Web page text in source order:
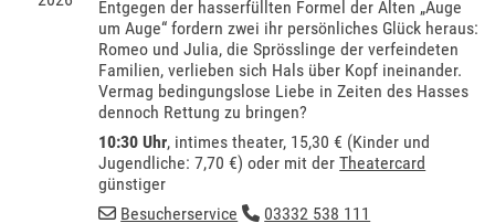
Entgegen der hasserfüllten Formel der Alten „Auge
um Auge“ fordern zwei ihr persönliches Glück heraus:
Romeo und Julia, die Sprösslinge der verfeindeten
Familien, verlieben sich Hals über Kopf ineinander.
Vermag bedingungslose Liebe in Zeiten des Hasses
dennoch Rettung zu bringen?
10:30 Uhr, intimes theater, 15,30 € (Kinder und
Jugendliche: 7,70 €) oder mit derTheatercard
günstiger
Besucherservice
03332 538 111